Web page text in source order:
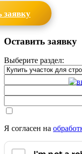
заявку
Оставить заявку
Выберите раздел:
Я согласен на